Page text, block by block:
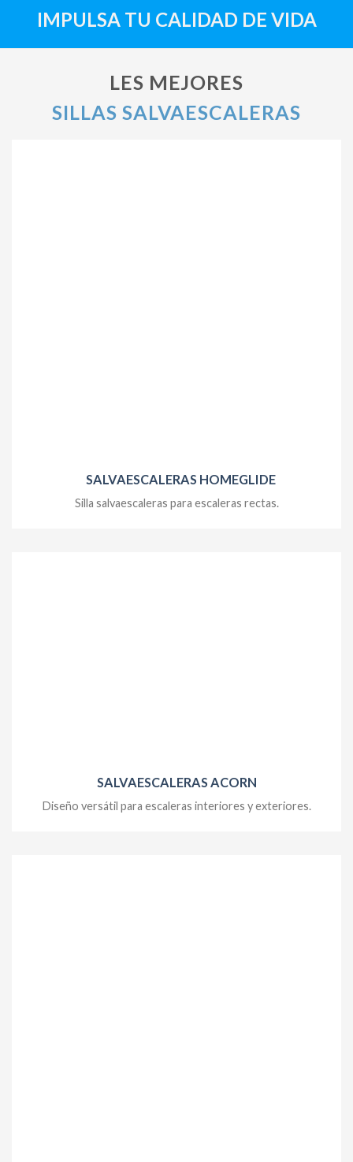
IMPULSA TU CALIDAD DE VIDA
LES MEJORES
SILLAS SALVAESCALERAS
SALVAESCALERAS HOMEGLIDE
Silla salvaescaleras para escaleras rectas.
SALVAESCALERAS ACORN
Diseño versátil para escaleras interiores y exteriores.